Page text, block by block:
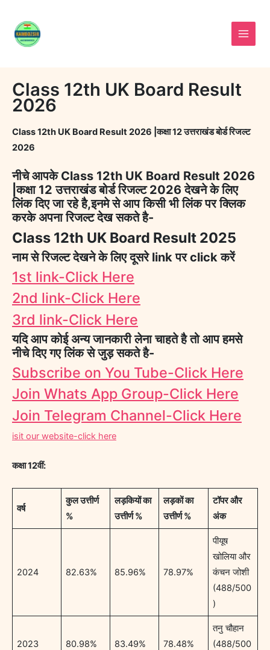
content
Class 12th UK Board Result
2026
Class 12th UK Board Result 2026 |कक्षा 12 उत्तराखंड बोर्ड रिजल्ट
2026
नीचे आपके Class 12th UK Board Result 2026
|कक्षा 12 उत्तराखंड बोर्ड रिजल्ट 2026 देखने के लिए
लिंक दिए जा रहे है,इनमे से आप किसी भी लिंक पर क्लिक
करके अपना रिजल्ट देख सकते है-
Class 12th UK Board Result 2025
नाम से रिजल्ट देखने के लिए दूसरे link पर click करें
1st link-Click Here
2nd link-Click Here
3rd link-Click Here
यदि आप कोई अन्य जानकारी लेना चाहते है तो आप हमसे
नीचे दिए गए लिंक से जुड़ सकते है-
Subscribe on You Tube-Click Here
Join Whats App Group-Click Here
Join Telegram Channel-Click Here
isit our website-click here
कक्षा12वीं:
वर्ष
कुल उत्तीर्ण
%
लड़कियों का
उत्तीर्ण %
लड़कों का
उत्तीर्ण %
टॉपर और
अंक
2024 82.63% 85.96% 78.97%
पीयूष
खोलिया और
कंचन जोशी
(488/500
)
2023 80.98% 83.49% 78.48%
तनु चौहान
(488/500